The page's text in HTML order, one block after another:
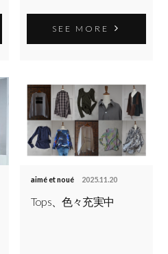
SEE MORE
aimé et noué 2025.11.20
Tops、色々充実中